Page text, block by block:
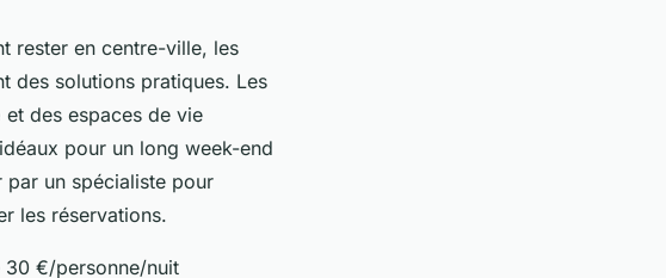
rester en centre-ville, les
des solutions pratiques. Les
et des espaces de vie
pour un long week-end
un spécialiste pour
les réservations.
30 €/personne/nuit